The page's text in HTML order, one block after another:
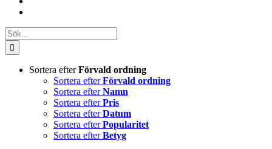
Sök
efter:
Sortera efterFörvald ordning
Sortera efterFörvald ordning
Sortera efterNamn
Sortera efterPris
Sortera efterDatum
Sortera efterPopularitet
Sortera efterBetyg